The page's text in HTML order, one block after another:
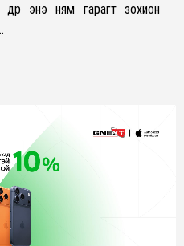
энэ ням гарагт зохион